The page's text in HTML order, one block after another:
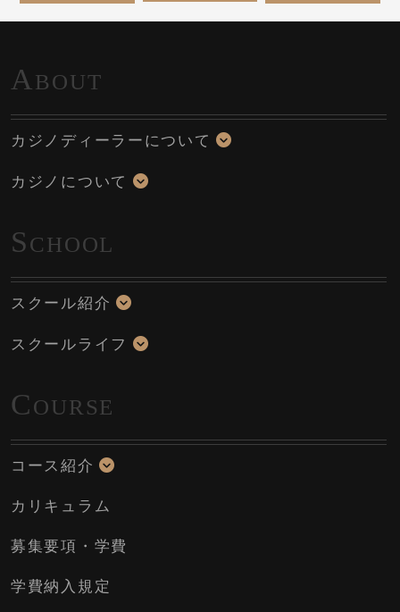
A BOUT
カジノディーラーについて
カジノについて
SCHOOL
スクール紹介
スクールライフ
COURSE
コース紹介
カリキュラム
募集要項・学費
学費納入規定